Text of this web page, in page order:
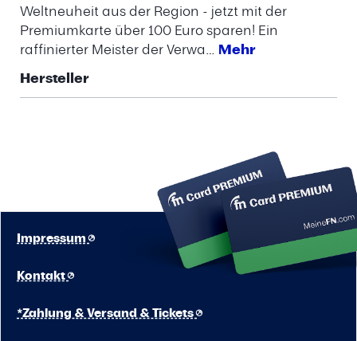
Weltneuheit aus der Region - jetzt mit der
Premiumkarte über 100 Euro sparen! Ein
raffinierter Meister der Verwa… Mehr
Hersteller
Kontakt
Impressum
*Zahlung & Versand & Tickets